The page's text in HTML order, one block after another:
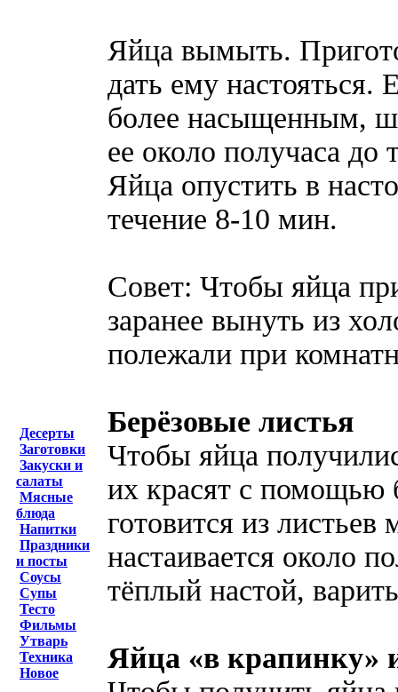
Десерты
Заготовки
Закуски и
салаты
Мясные
блюда
Напитки
Праздники
и посты
Соусы
Супы
Тесто
Фильмы
Утварь
Техника
Новое
Яйца вымыть.
дать ему
более насыщенным,
ее около получаса до
Яйца опустить в
течение 8-10 мин.
Совет: Чтобы яйца
заранее вынуть из
полежали при
Берёзовые листья
Чтобы яйца
их красят с помощью
готовится из
настаивается около
тёплый настой,
Яйца «в крапинку»